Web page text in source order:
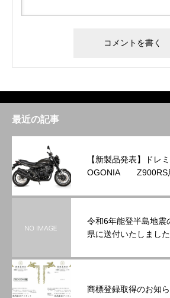
最近の記事
【新製品発表】ドレ
OGONIA Z900RS用
令和6年能登半島地震
県に送付いたしました
商標登録取得のお知